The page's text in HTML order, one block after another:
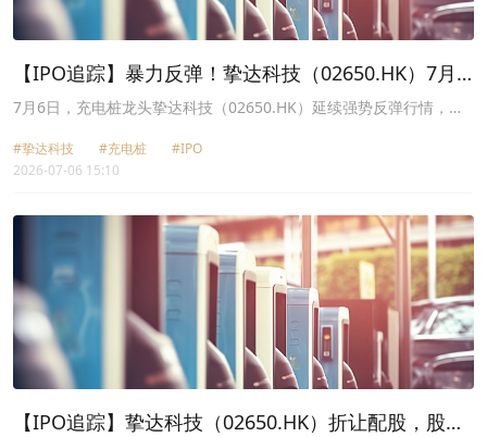
【IPO追踪】暴力反弹！挚达科技（02650.HK）7月
以来股价涨超1.5倍
7月6日，充电桩龙头挚达科技（02650.HK）延续强势反弹行情，截
#挚达科技 #充电桩
#IPO
2026-07-06 15:10
【IPO追踪】挚达科技（02650.HK）折让配股，股价